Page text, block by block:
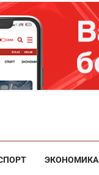
ЭКОНОМИКА